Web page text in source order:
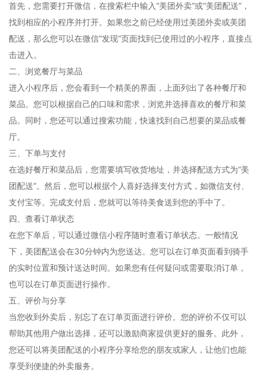
首先，您需要打开微信，在搜索栏中输入“美团外卖”或“美团配送”，
找到相应的小程序并打开。如果您之前已经使用过美团外卖或美团
配送，那么您可以在微信“发现”页面找到已使用过的小程序，直接点
击进入。
二、浏览餐厅与菜品
进入小程序后，您会看到一个精美的界面，上面列出了各种餐厅和
菜品。您可以根据自己的口味和需求，浏览并选择喜欢的餐厅和菜
品。同时，您还可以通过搜索功能，快速找到自己想要的菜品或餐
厅。
三、下单与支付
在选好餐厅和菜品后，您需要填写收货地址，并选择配送方式为“美
团配送”。然后，您可以根据个人喜好选择支付方式，如微信支付、
支付宝等。完成支付后，您就可以等待美食送到您的手中了。
四、查看订单状态
在您下单后，可以通过微信小程序随时查看订单状态。一般情况
下，美团配送会在30分钟内为您送达。您可以在订单页面看到骑手
的实时位置和预计送达时间。如果您有任何疑问或需要取消订单，
也可以在订单页面进行操作。
五、评价与分享
当您收到外卖后，别忘了在订单页面进行评价。您的评价不仅可以
帮助其他用户做出选择，还可以激励商家提供更好的服务。此外，
您还可以将美团配送的小程序分享给您的朋友或家人，让他们也能
享受到便捷的外卖服务。